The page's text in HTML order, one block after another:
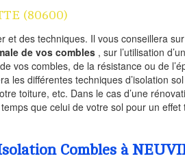
(80600)
et des techniques. Il vous conseillera
de vos combles , sur l’utilisation
vos combles, de la résistance ou de
les différentes techniques d’isolation
toiture, etc. Dans le cas d’une
que celui de votre sol pour un
Combles à